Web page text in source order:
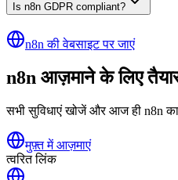
Is n8n GDPR compliant?
n8n की वेबसाइट पर जाएं
n8n आज़माने के लिए
सभी सुविधाएं खोजें और आज ही n8n
मुफ़्त में आज़माएं
त्वरित लिंक